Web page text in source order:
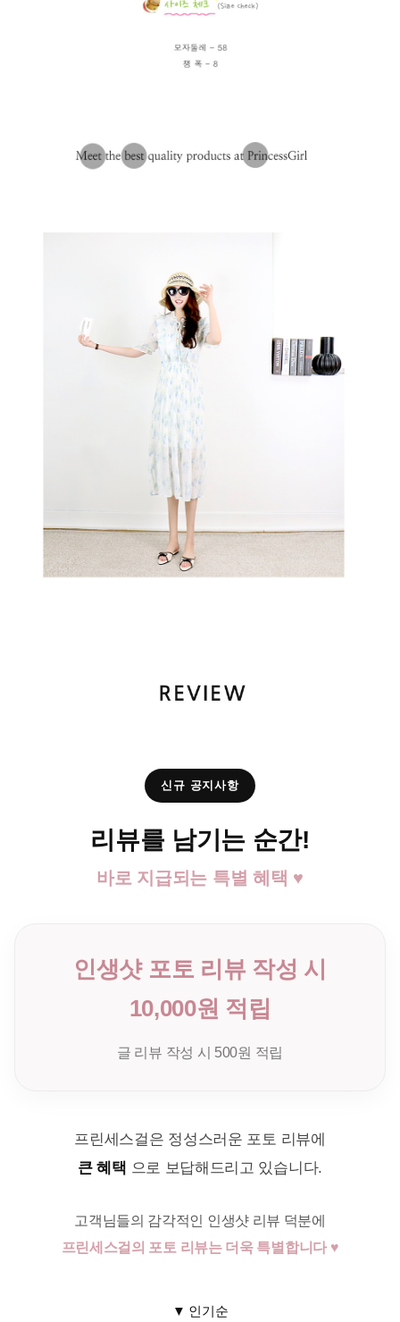
신규 공지사항
리뷰를 남기는 순간!
바로 지급되는 특별 혜택 ♥
인생샷 포토 리뷰 작성 시
10,000원 적립
글 리뷰 작성 시 500원 적립
프린세스걸은 정성스러운 포토 리뷰에
큰 혜택 으로 보답해드리고 있습니다.
고객님들의 감각적인 인생샷 리뷰 덕분에
프린세스걸의 포토 리뷰는 더욱 특별합니다 ♥
▼ 인기순